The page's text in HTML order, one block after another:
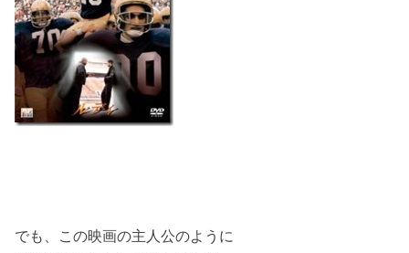
でも、この映画の主人公のように